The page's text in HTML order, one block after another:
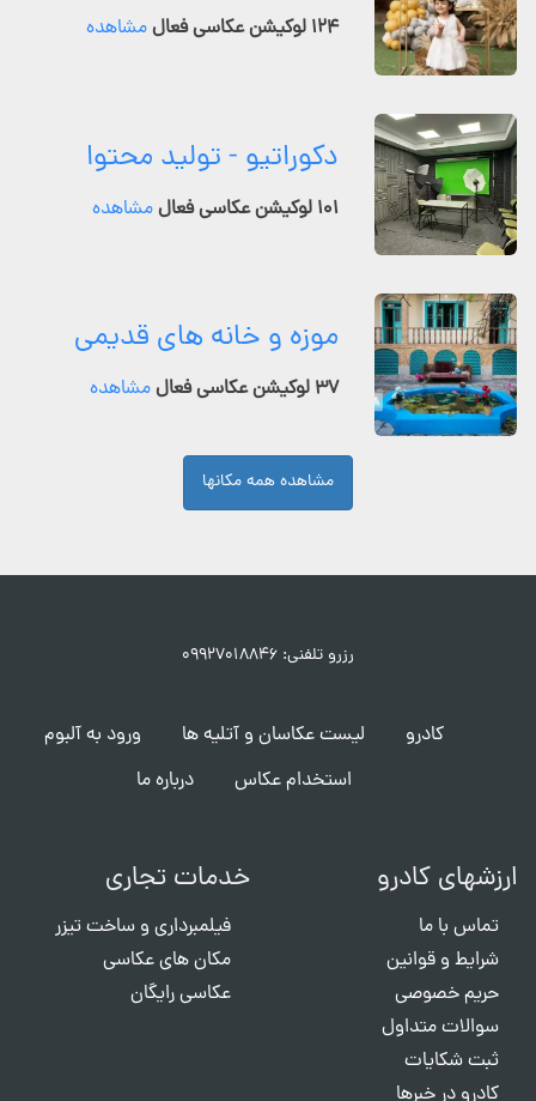
۱۲۴ لوکیشن عکاسی فعال مشاهده
دکوراتیو - تولید محتوا
۱۰۱ لوکیشن عکاسی فعال مشاهده
موزه و خانه های قدیمی
۳۷ لوکیشن عکاسی فعال مشاهده
مشاهده همه مکانها
رزرو تلفنی: ۰۹۹۲۷۰۱۸۸۴۶
کادرو لیست عکاسان و آتلیه ها
ورود به آلبوم
استخدام عکاس
درباره ما
ارزشهای کادرو
تماس با ما
شرایط و قوانین
حریم خصوصی
سوالات متداول
ثبت شکایات
کادرو در خبرها
خدمات تجاری
فیلمبرداری و ساخت تیزر
مکان های عکاسی
عکاسی رایگان